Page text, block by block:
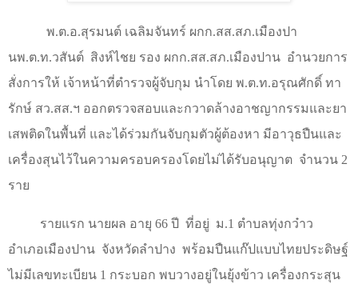
พ.ต.อ.สุรมนต์ เฉลิมจันทร์ ผกก.สส.สภ.เมืองปา
นพ.ต.ท.วสันต์ สิงห์ไชย รอง ผกก.สส.สภ.เมืองปาน อำนวยการ
สั่งการให้ เจ้าหน้าที่ตำรวจผู้จับกุม นำโดย พ.ต.ท.อรุณศักดิ์ ทา
รักษ์ สว.สส.ฯ ออกตรวจสอบและกวาดล้างอาชญากรรมและยา
เสพติดในพื้นที่ และได้ร่วมกันจับกุมตัวผู้ต้องหา มีอาวุธปืนและ
เครื่องสุนไว้ในความครอบครองโดยไม่ได้รับอนุญาต จำนวน 2
ราย
รายแรก นายผล อายุ 66 ปี ที่อยู่ ม.1 ตำบลทุ่งกว๋าว
อำเภอเมืองปาน จังหวัดลำปาง พร้อมปืนแก๊ปแบบไทยประดิษฐ์
ไม่มีเลขทะเบียน 1 กระบอก พบวางอยู่ในยุ้งข้าว เครื่องกระสุน